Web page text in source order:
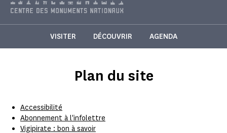
VISITER DÉCOUVRIR AGENDA
Plan du site
Accessibilité
Abonnement à l'infolettre
Vigipirate : bon à savoir